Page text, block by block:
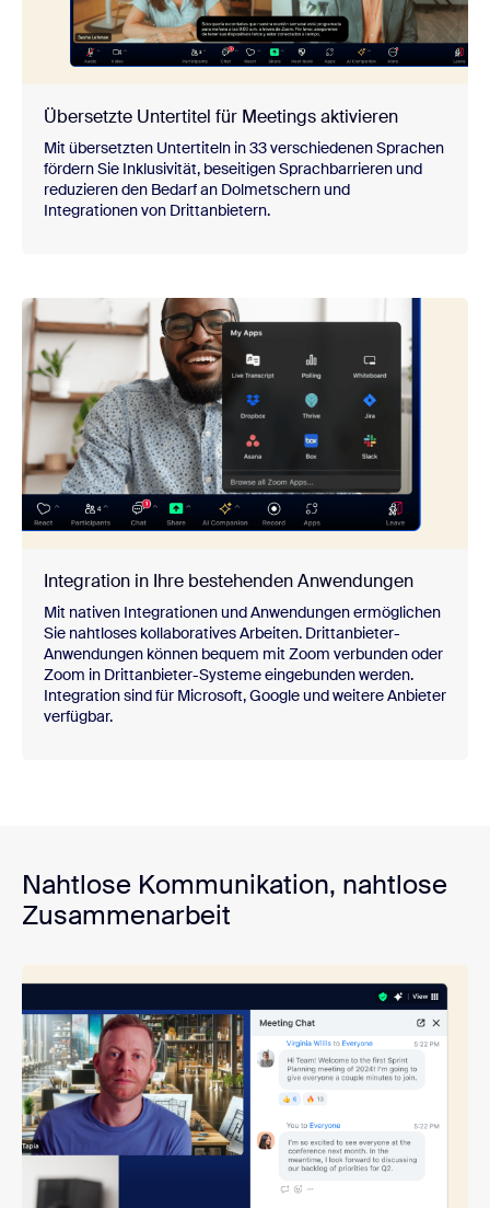
Übersetzte Untertitel für Meetings aktivieren
Mit übersetzten Untertiteln in 33 verschiedenen Sprachen
fördern Sie Inklusivität, beseitigen Sprachbarrieren und
reduzieren den Bedarf an Dolmetschern und
Integrationen von Drittanbietern.
Integration in Ihre bestehenden Anwendungen
Mit nativen Integrationen und Anwendungen ermöglichen
Sie nahtloses kollaboratives Arbeiten. Drittanbieter-
Anwendungen können bequem mit Zoom verbunden oder
Zoom in Drittanbieter-Systeme eingebunden werden.
Integration sind für Microsoft, Google und weitere Anbieter
verfügbar.
Nahtlose Kommunikation, nahtlose
Zusammenarbeit